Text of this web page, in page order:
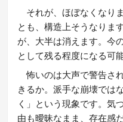
それが、ほぼなくなり
とも、構造上そうなりま
が、大半は消えます。今
として残る程度になる可
怖いのは大声で警告さ
きるか。派手な崩壊では
く」という現象です。気
由も曖昧なまま、存在感